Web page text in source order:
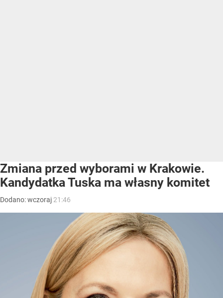
Zmiana przed wyborami w Krakowie.
Kandydatka Tuska ma własny komitet
Dodano:wczoraj 21:46